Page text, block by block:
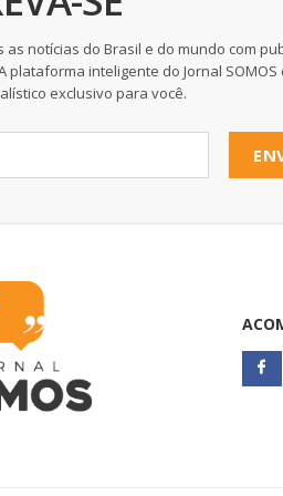
notícias do Brasil e do mundo com
inteligente do Jornal SOMOS
exclusivo para você.